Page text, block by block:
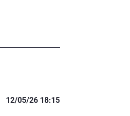
12/05/26 18:15